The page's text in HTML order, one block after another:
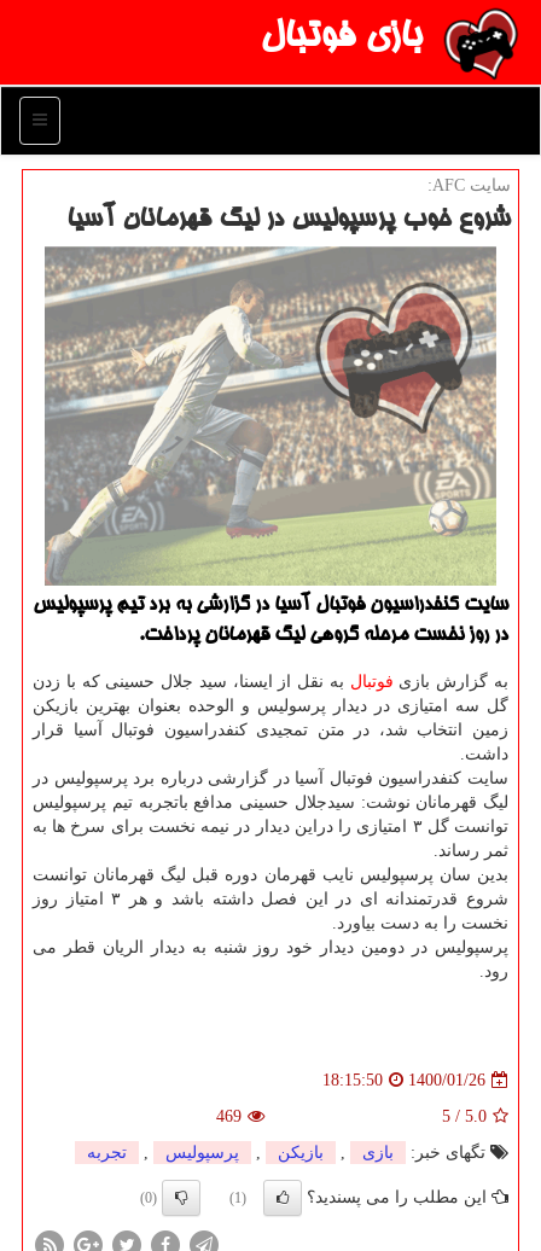
بازی فوتبال
منو
سایت AFC:
شروع خوب پرسپولیس در لیگ قهرمانان آسیا
سایت کنفدراسیون فوتبال آسیا در گزارشی به برد تیم پرسپولیس
در روز نخست مرحله گروهی لیگ قهرمانان پرداخت.
به گزارش بازی فوتبال به نقل از ایسنا، سید جلال حسینی که با زدن
گل سه امتیازی در دیدار پرسولیس و الوحده بعنوان بهترین بازیکن
زمین انتخاب شد، در متن تمجیدی کنفدراسیون فوتبال آسیا قرار
داشت.
سایت کنفدراسیون فوتبال آسیا در گزارشی درباره برد پرسپولیس در
لیگ قهرمانان نوشت: سیدجلال حسینی مدافع باتجربه تیم پرسپولیس
توانست گل ۳ امتیازی را دراین دیدار در نیمه نخست برای سرخ ها به
ثمر رساند.
بدین سان پرسپولیس نایب قهرمان دوره قبل لیگ قهرمانان توانست
شروع قدرتمندانه ای در این فصل داشته باشد و هر ۳ امتیاز روز
نخست را به دست بیاورد.
پرسپولیس در دومین دیدار خود روز شنبه به دیدار الریان قطر می
رود.
1400/01/26
18:15:50
5.0
/
5
469
تگهای خبر:
بازی , بازیكن , پرسپولیس , تجربه
این مطلب را می پسندید؟ (1)
(0)